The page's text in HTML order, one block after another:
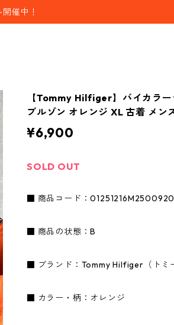
催中！
【Tommy Hilfiger】バイカラ
ブルゾン オレンジ XL 古着 メン
¥6,900
SOLD OUT
■ 商品コード：
■ 商品の状態：B
■ ブランド：Tommy Hilfiger（トミ
■ カラー・柄：オレンジ